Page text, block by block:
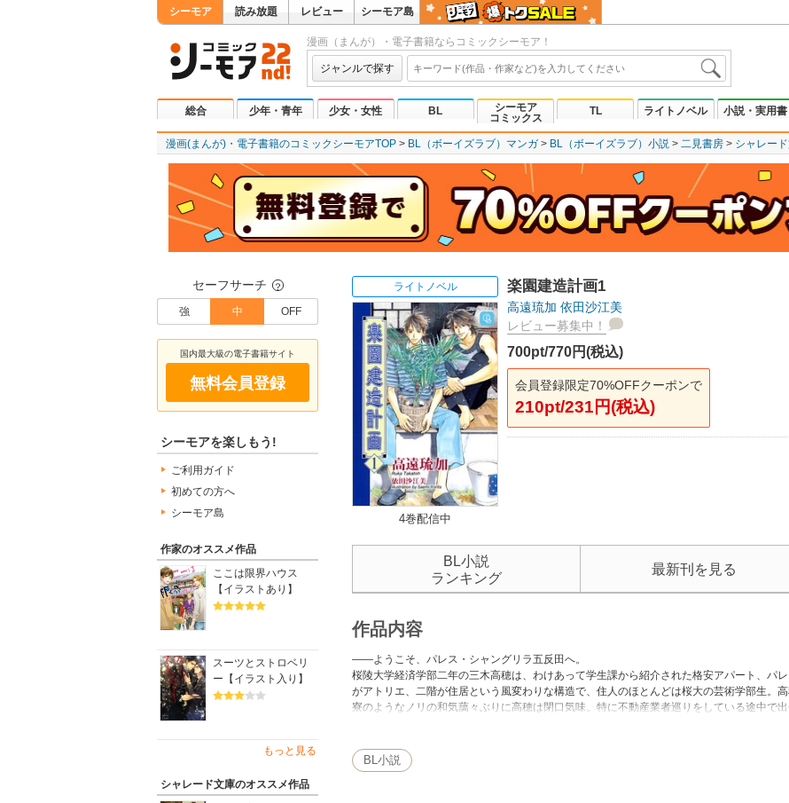
シーモア 読み放題 レビュー シーモア島
漫画（まんが）・電子書籍ならコミックシーモア！
ジャンルで探す
総合 少年・青年 少女・女性 BL
シーモア
コミックス
TL ライトノベル 小説・実用書
漫画(まんが)・電子書籍のコミックシーモアTOP BL（ボーイズラブ）マンガ BL（ボーイズラブ）小説 二見書房 シャレー
セーフサーチ ？
強 中 OFF
国内最大級の電子書籍サイト
無料会員登録
シーモアを楽しもう!
ご利用ガイド
初めての方へ
シーモア島
作家のオススメ作品
ここは限界ハウス
【イラストあり】
スーツとストロベリ
ー【イラスト入り】
もっと見る
シャレード文庫のオススメ作品
ライトノベル
4巻配信中
楽園建造計画1
高遠琉加 依田沙江美
レビュー募集中！
700pt/770円(税込)
会員登録限定70%OFFクーポンで
210pt/231円(税込)
BL小説
ランキング
最新刊を見る
作品内容
――ようこそ、パレス・シャングリラ五反田へ。
桜陵大学経済学部二年の三木高穂は、わけあって学生課から紹介された格安アパート、パ
がアトリエ、二階が住居という風変わりな構造で、住人のほとんどは桜大の芸術学部生。
寮のようなノリの和気藹々ぶりに高穂は閉口気味。特に不動産業者巡りをしている途中で
撮られたり部屋に侵入されたりと、気分を害されっぱなし。ところが、その蝶野にバーの
武蔵野を舞台に繰り広げられる、同じ屋根の下の青春群像劇第一幕。書き下ろしは、もう一
BL小説